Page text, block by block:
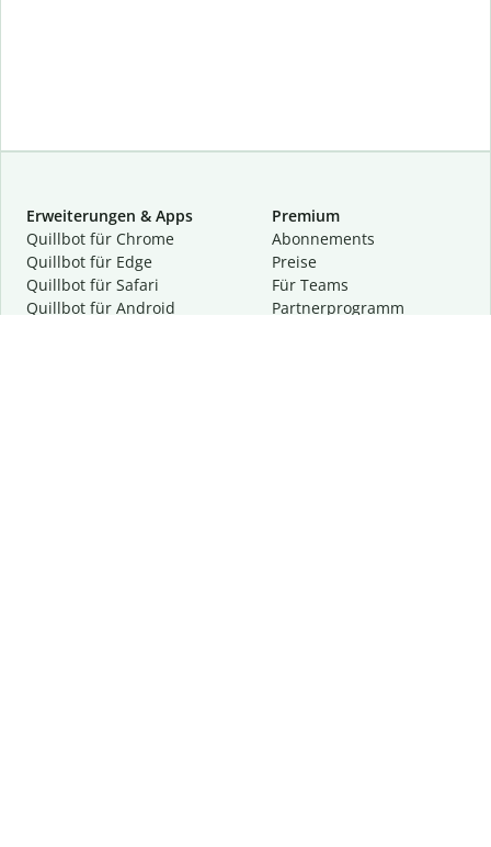
Erweiterungen & Apps
Quillbot für Chrome
Quillbot für Edge
Quillbot für Safari
Quillbot für Android
Premium
Abon­ne­ments
Preise
Für Teams
Partnerprogramm